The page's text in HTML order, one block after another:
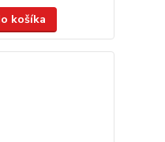
košíka